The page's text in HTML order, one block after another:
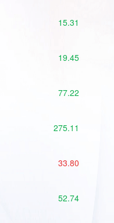
15.31
19.45
77.22
275.11
33.80
52.74